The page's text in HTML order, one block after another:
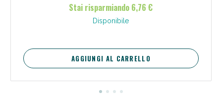
Stai risparmiando 6,76 €
Disponibile
AGGIUNGI AL CARRELLO